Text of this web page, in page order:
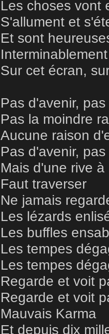
Les choses vont
S'allument et
Et sont
Interminablement
Sur cet écran,
Pas d'avenir,
Pas la moindre
Aucune raison
Pas d'avenir,
Mais d'une rive à
Faut traverser
Ne jamais
Les lézards
Les buffles
Les tempes
Les tempes
Regarde et voit
Regarde et voit
Mauvais Karma
Et depuis dix